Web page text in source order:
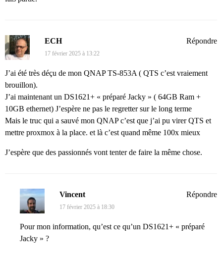
ECH
17 février 2025 à 13:22
J’ai été très déçu de mon QNAP TS-853A ( QTS c’est vraiement
brouillon).
J’ai maintenant un DS1621+ « préparé Jacky » ( 64GB Ram +
10GB ethernet) J’espère ne pas le regretter sur le long terme
Mais le truc qui a sauvé mon QNAP c’est que j’ai pu virer QTS et
mettre proxmox à la place. et là c’est quand même 100x mieux
J’espère que des passionnés vont tenter de faire la même chose.
Répondre
Vincent
17 février 2025 à 18:30
Pour mon information, qu’est ce qu’un DS1621+ « préparé
Jacky » ?
Répondre